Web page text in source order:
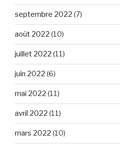
septembre 2022 (7)
août 2022 (10)
juillet 2022 (11)
juin 2022 (6)
mai 2022 (11)
avril 2022 (11)
mars 2022 (10)